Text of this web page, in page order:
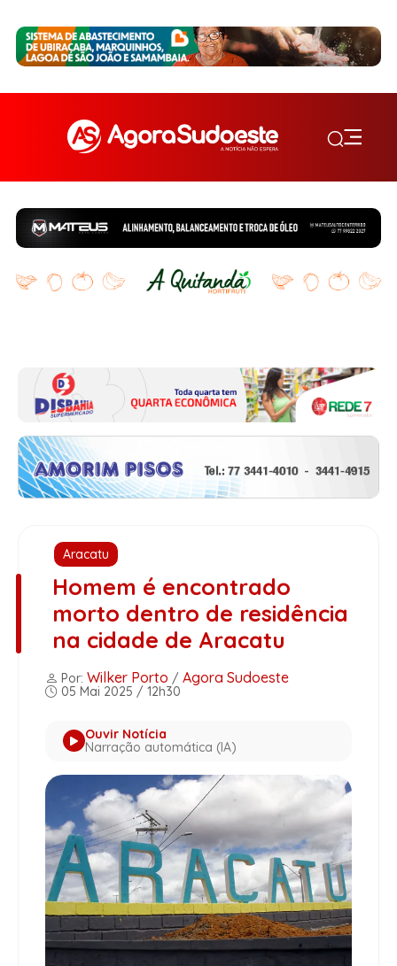
Aracatu
Homem é encontrado
morto dentro de residência
na cidade de Aracatu
Por: Wilker Porto / Agora Sudoeste
05 Mai 2025 / 12h30
Ouvir Notícia
Narração automática (IA)